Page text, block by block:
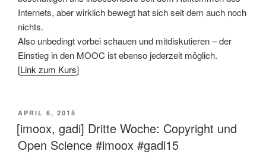
Internets, aber wirklich bewegt hat sich seit dem auch noch
nichts.
Also unbedingt vorbei schauen und mitdiskutieren – der
Einstieg in den MOOC ist ebenso jederzeit möglich.
[Link zum Kurs]
VERÖFFENTLICHT
AM
APRIL 6, 2015
[imoox, gadi] Dritte Woche: Copyright und
Open Science #imoox #gadi15